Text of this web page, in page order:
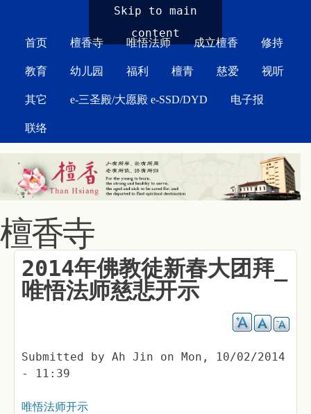
Skip to main
content
首页 檀香寺 唯悟法师 成立檀香 修持
教育 幼儿园 福利 檀青 慈爱 视听
其它 e-三圣殿/大愿殿 e-SSD/DYD 电子报
联络
檀香寺
2014年佛教徒新春大团拜_
唯悟法师慈悲开示
Submitted by Ah Jin on Mon, 10/02/2014
- 11:39
唯悟法师开示